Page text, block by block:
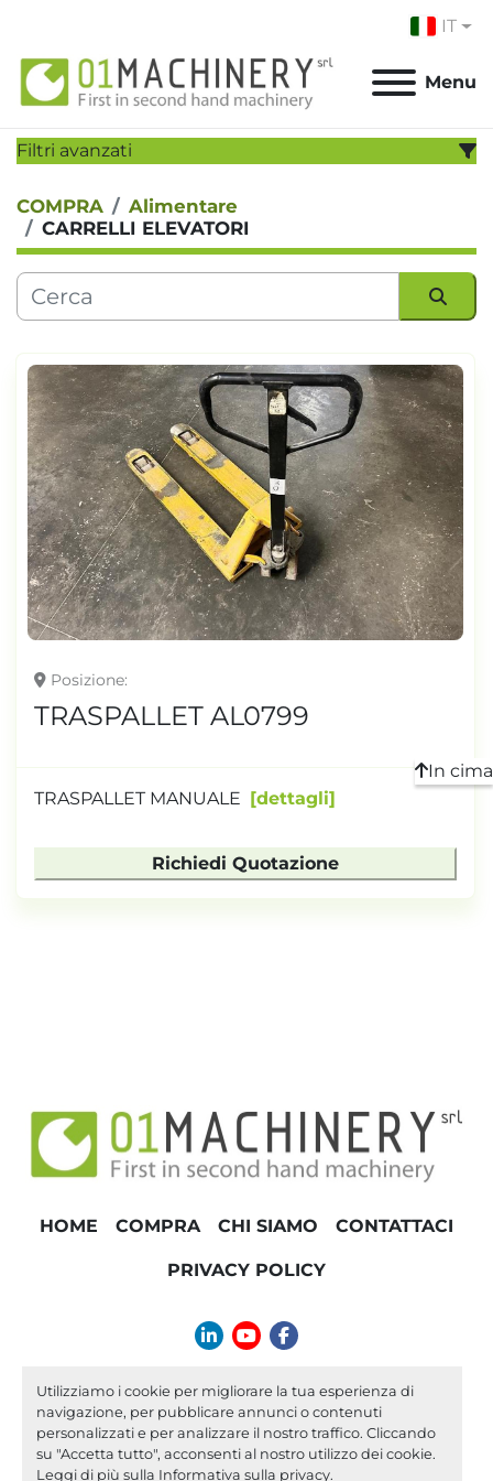
Utilizziamo i cookie per migliorare la tua esperienza di
navigazione, per pubblicare annunci o contenuti
personalizzati e per analizzare il nostro traffico. Cliccando
su "Accetta tutto", acconsenti al nostro utilizzo dei cookie.
Leggi di più sulla Informativa sulla privacy.
IT
Menu
Filtri avanzati
CATEGORIA:
MODELLO:
ANNO
Applicare Cancella
TONNELLAGGIO
COMPRA
Alimentare
CARRELLI ELEVATORI
Posizione
TRASPALLET AL0799
TRASPALLET MANUALE dettagli
Richiedi Quotazione
In cima
HOME COMPRA CHI SIAMO CONTATTACI
PRIVACY POLICY
linkedinyoutubefacebook
info@01machinery.com
Machinio Systemsito web diMachinio
Personalizza le preferenze sui Cookies